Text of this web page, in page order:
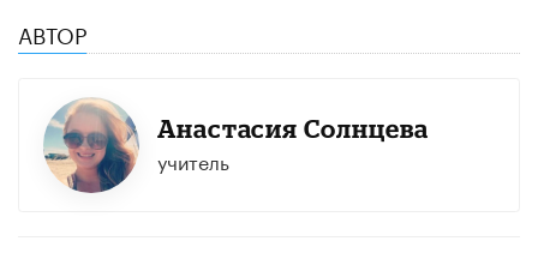
АВТОР
Анастасия Солнцева
учитель